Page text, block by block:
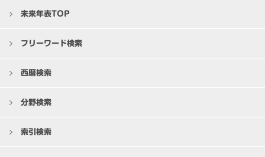
未来年表TOP
フリーワード検索
西暦検索
分野検索
索引検索